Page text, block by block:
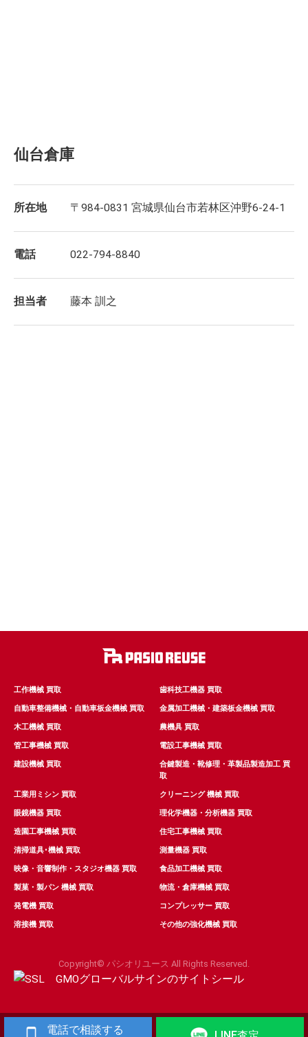
仙台倉庫
所在地 〒984-0831 宮城県仙台市若林区沖野6-24-1
電話 022-794-8840
担当者 藤本 訓之
電話で相談する
工作機械 買取 歯科技工機器 買取
自動車整備機械・自動車板金機械 買取 金属加工機械・建築板金機械 買取
木工機械 買取 農機具 買取
管工事機械 買取 電設工事機械 買取
建設機械 買取
合鍵製造・靴修理・革製品製造加工 買
取
工業用ミシン 買取 クリーニング 機械 買取
眼鏡機器 買取 理化学機器・分析機器 買取
造園工事機械 買取 住宅工事機械 買取
清掃道具･機械 買取 測量機器 買取
映像・音響制作・スタジオ機器 買取 食品加工機械 買取
製菓・製パン 機械 買取 物流・倉庫機械 買取
発電機 買取 コンプレッサー 買取
溶接機 買取 その他の強化機械 買取
Copyright© パシオリユース All Rights Reserved.